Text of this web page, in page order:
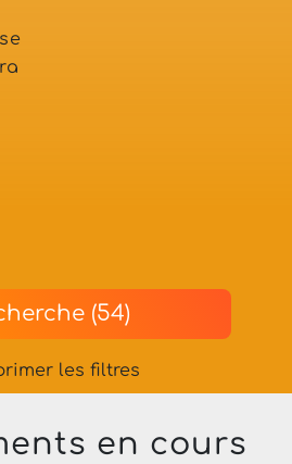
(54)
les filtres
en cours